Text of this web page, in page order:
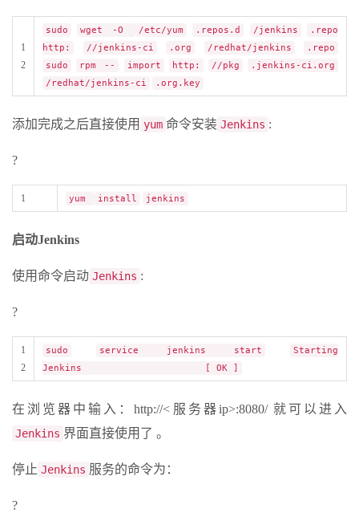
1
2
sudo wget -O /etc/yum .repos.d /jenkins
.repo
http:
//jenkins-ci .org /redhat/jenkins
.repo
sudo
rpm -- import http: //pkg
.jenkins-ci.org
/redhat/jenkins-ci
.org.key
添加完成之后直接使用 yum 命令安装 Jenkins :
?
1 yum install jenkins
启动Jenkins
使用命令启动 Jenkins :
?
1
2
sudo service jenkins start
Starting
Jenkins [ OK ]
在浏览器中输入：http://<服务器ip>:8080/ 就可以进入
Jenkins 界面直接使用了 。
停止 Jenkins 服务的命令为：
?